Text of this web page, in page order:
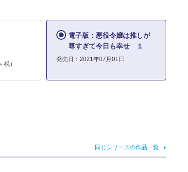
）
電子版：悪役令嬢は推しが
尊すぎて今日も幸せ １
発売日：2021年07月01日
同じシリーズの作品一覧